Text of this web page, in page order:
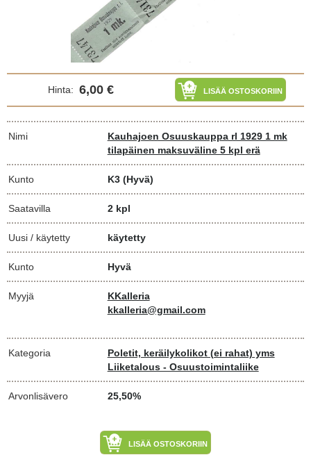
Hinta: 6,00 € LISÄÄ OSTOSKORIIN
Nimi
Kauhajoen Osuuskauppa rl 1929 1 mk
tilapäinen maksuväline 5 kpl erä
Kunto K3 (Hyvä)
Saatavilla 2 kpl
Uusi / käytetty käytetty
Kunto Hyvä
Myyjä
KKalleria
kkalleria@gmail.com
Kategoria
Poletit, keräilykolikot (ei rahat) yms
Liiketalous - Osuustoimintaliike
Arvonlisävero 25,50%
LISÄÄ OSTOSKORIIN